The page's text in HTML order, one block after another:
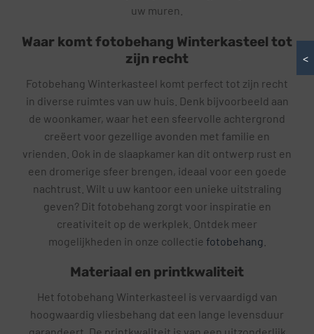
uw muren.
Waar komt fotobehang Winterkasteel tot
zijn recht
Fotobehang Winterkasteel komt perfect tot zijn recht
in diverse ruimtes van uw huis. Denk bijvoorbeeld aan
de woonkamer, waar het een sfeervolle achtergrond
creëert voor gezellige avonden met familie en
vrienden. Ook in de slaapkamer kan dit ontwerp rust en
een dromerige sfeer brengen, ideaal voor een goede
nachtrust. Wilt u uw kantoor een unieke uitstraling
geven? Dit fotobehang zorgt voor inspiratie en
creativiteit op de werkplek. Ontdek meer
mogelijkheden in onze collectie fotobehang
Materiaal en printkwaliteit
Het fotobehang Winterkasteel is vervaardigd van
hoogwaardig vliesbehang dat een lange levensduur
<